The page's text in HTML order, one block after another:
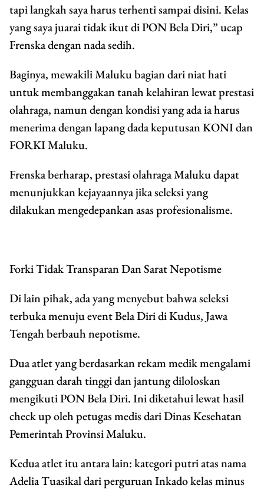
tapi langkah saya harus terhenti sampai disini. Kelas
yang saya juarai tidak ikut di PON Bela Diri,” ucap
Frenska dengan nada sedih.
Baginya, mewakili Maluku bagian dari niat hati
untuk membanggakan tanah kelahiran lewat prestasi
olahraga, namun dengan kondisi yang ada ia harus
menerima dengan lapang dada keputusan KONI dan
FORKI Maluku.
Frenska berharap, prestasi olahraga Maluku dapat
menunjukkan kejayaannya jika seleksi yang
dilakukan mengedepankan asas profesionalisme.
Forki Tidak Transparan Dan Sarat Nepotisme
Di lain pihak, ada yang menyebut bahwa seleksi
terbuka menuju event Bela Diri di Kudus, Jawa
Tengah berbauh nepotisme.
Dua atlet yang berdasarkan rekam medik mengalami
gangguan darah tinggi dan jantung diloloskan
mengikuti PON Bela Diri. Ini diketahui lewat hasil
check up oleh petugas medis dari Dinas Kesehatan
Pemerintah Provinsi Maluku.
Kedua atlet itu antara lain: kategori putri atas nama
Adelia Tuasikal dari perguruan Inkado kelas minus